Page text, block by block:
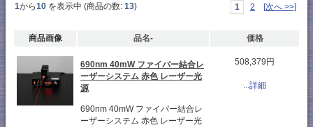
1から10 を表示中 (商品の数: 13) 1 2 [次へ >>]
商品画像 品名- 価格
690nm 40mW ファイバー結合レ
ーザーシステム 赤色 レーザー光
源
690nm 40mW ファイバー結合レ
ーザーシステム 赤色 レーザー光
508,379円
...詳細